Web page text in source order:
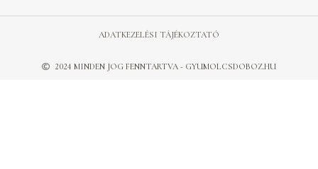
2024 MINDEN JOG FENNTARTVA - GYUMOLCSDOBOZ.HU
ADATKEZELÉSI TÁJÉKOZTATÓ